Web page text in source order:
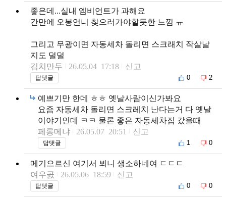
좋은데...실내 엠비언트가 과해요
간만에 오봉언니 찾으러가야할듯한 느낌 ㅠ
그리고 무광이면 자동세차 돌리면 스크래치 작살날
지도 덜덜
김치만두
26.05.04 17:18 신고
답댓글 0 2
예쁘기만 한데 ㅎㅎ 옛날사람이신가봐요
요즘 자동세차 돌리면 스크레치 난다는거 다 옛날
이야기인데 ㅋㅋ 물론 좋은 자동세차집 갔을때
페롱메냐
26.05.07 20:51 신고
답댓글 1 0
메기으르신 여기서 뵈니 생소하네여 ㄷㄷㄷ
여우곬
26.05.06 18:59 신고
답댓글 0 0